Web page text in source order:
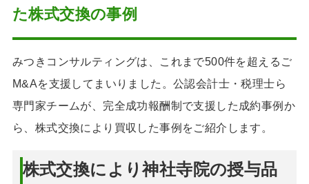
た株式交換の事例
みつきコンサルティングは、これまで500件を超えるご
M&Aを支援してまいりました。公認会計士・税理士ら
専門家チームが、完全成功報酬制で支援した成約事例か
ら、株式交換により買収した事例をご紹介します。
株式交換により神社寺院の授与品